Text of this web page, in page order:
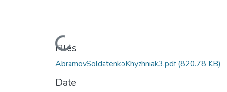
Loading...
Files
AbramovSoldatenkoKhyzhniak3.pdf(820.78 KB)
Date